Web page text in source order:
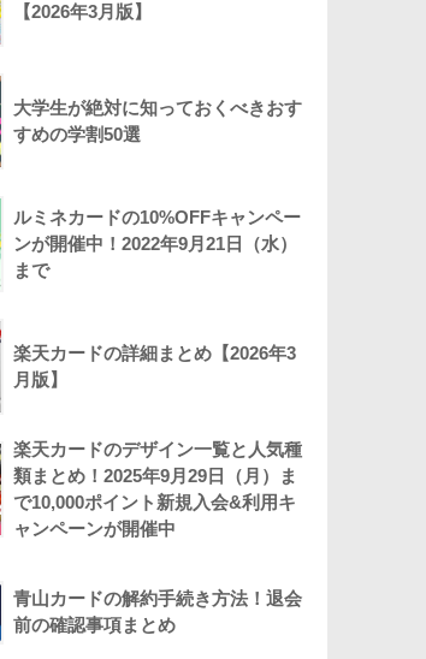
【2026年3月版】
大学生が絶対に知っておくべきおす
すめの学割50選
ルミネカードの10%OFFキャンペー
ンが開催中！2022年9月21日（水）
まで
楽天カードの詳細まとめ【2026年3
月版】
楽天カードのデザイン一覧と人気種
類まとめ！2025年9月29日（月）ま
で10,000ポイント新規入会&利用キ
ャンペーンが開催中
青山カードの解約手続き方法！退会
前の確認事項まとめ